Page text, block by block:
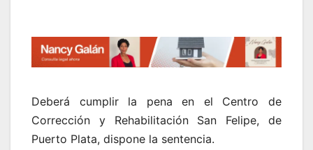
Deberá cumplir la pena en el Centro de
Corrección y Rehabilitación San Felipe, de
Puerto Plata, dispone la sentencia.